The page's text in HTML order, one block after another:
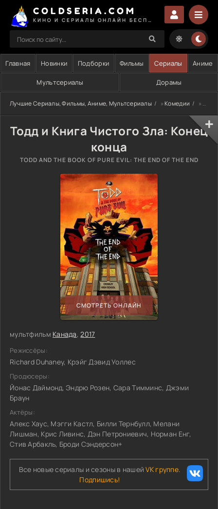
COLDSERIA.COM
Главная Новинки Подборки Фильмы Сериалы Аниме
Мультсериалы Дорамы
Лучшие Сериалы, Фильмы, Аниме, Мультсериалы »Комедии » Тодд и Книга Чистого Зла: Конец конца
Тодд и Книга Чистого Зла: Конец
конца
TODD AND THE BOOK OF PURE EVIL: THE END OF THE END
СМОТРЕТЬ ОНЛАЙН
мультфильм Канада,2017
Режиссёры:
Richard Duhaney, Крэйг Дэвид Уоллес
Продюсеры:
Йонас Даймонд, Эндрю Розен, Сара Тимминс, Джэми
Браун
Актёры:
Алекс Хаус, Мэгги Кастл, Билли Тернбулл, Мелани
Лишман, Крис Ливинс, Дэн Петрониевич, Норман Енг,
Стив Арбакль, Броди Сэндерсон+
Все новые сериалы и сезоны в нашейVK группе.
Подпишись!